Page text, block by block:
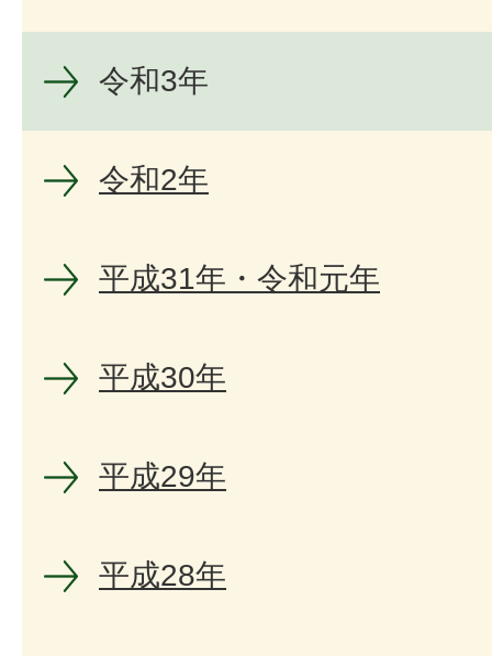
令和3年
令和2年
平成31年・令和元年
平成30年
平成29年
平成28年